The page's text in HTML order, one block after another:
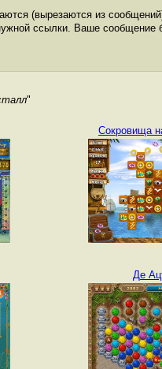
(вырезаются из
ссылки. Ваше сообщение
"
Сокровища
Де